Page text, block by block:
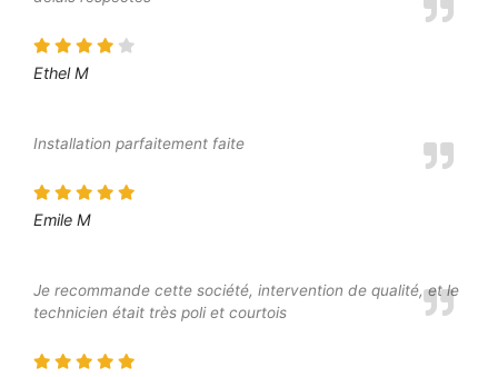
Ethel M
Installation parfaitement faite
Emile M
Je recommande cette société, intervention de qualité, et le
technicien était très poli et courtois